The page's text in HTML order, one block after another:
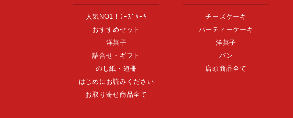
人気NO1！ﾁｰｽﾞｹｰｷ
おすすめセット
洋菓子
詰合せ・ギフト
のし紙・短冊
はじめにお読みください
お取り寄せ商品全て
チーズケーキ
パーティーケーキ
洋菓子
パン
店頭商品全て